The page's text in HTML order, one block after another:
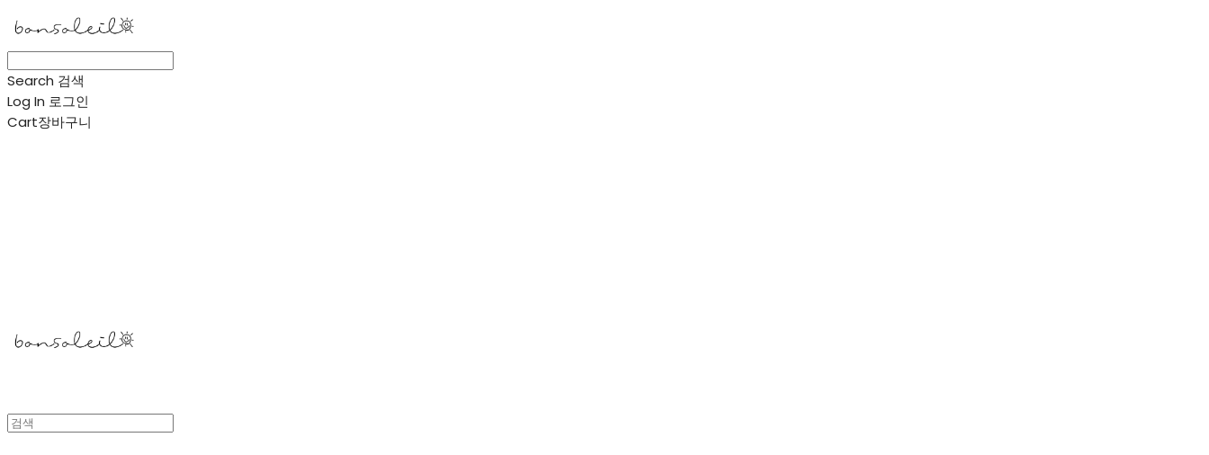
Search 검색
Log In 로그인
Cart장바구니